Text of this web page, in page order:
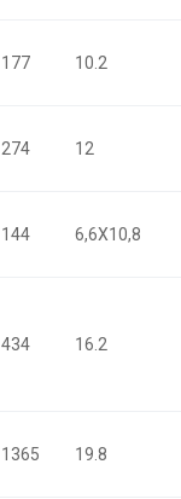
177 10.2
274 12
144 6,6X10,8
434 16.2
1365 19.8